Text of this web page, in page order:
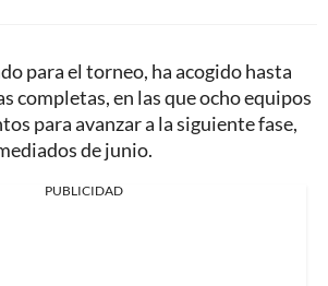
para el torneo, ha acogido hasta
completas, en las que ocho equipos
para avanzar a la siguiente fase,
de junio.
PUBLICIDAD